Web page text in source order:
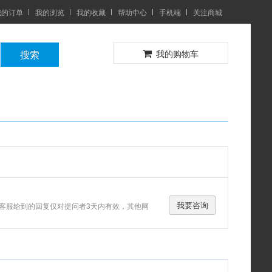
订单 我的浏览 我的收藏 帮助中心 手机端 关注商城
搜索 我的购物车
服给到的回复仅对提问者3天内有效，其他网 我要咨询